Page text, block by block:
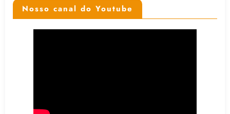
Nosso canal do Youtube